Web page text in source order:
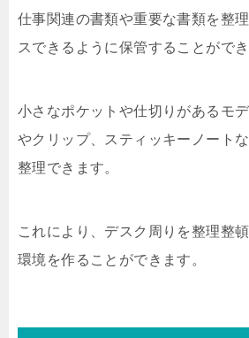
仕事関連の書類や重要な書類を整
スできるように保管することができ
小さなポケットや仕切りがあるモ
やクリップ、スティッキーノート
整理できます。
これにより、デスク周りを整理整
環境を作ることができます。